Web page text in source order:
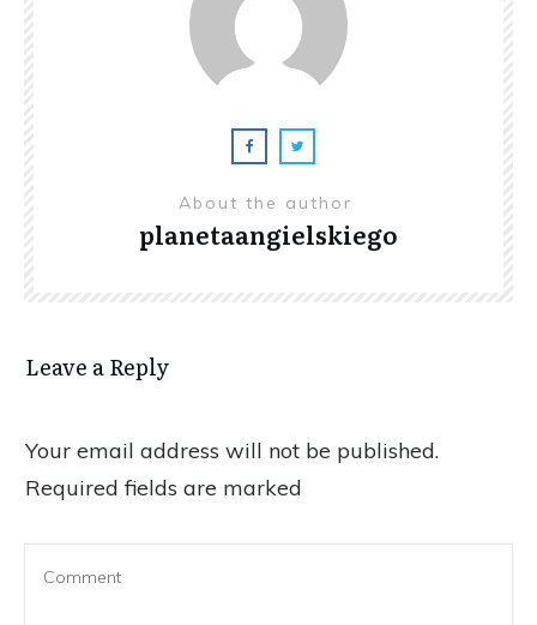
About the author
planetaangielskiego
Leave a Reply
Your email address will not be published.
Required fields are marked